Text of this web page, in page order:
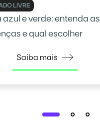
LIVRE
azul e verde: entenda as
e qual escolher
Saiba mais